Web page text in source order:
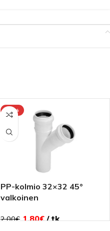
-10%
PP-kolmio 32×32 45°
valkoinen
2.00€ 1.80€ tk